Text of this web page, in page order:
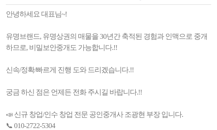
안녕하세요 대표님~!
유명브랜드, 유명상권의 매물을 30년간 축적된 경험과 인맥으로 중개
하므로, 비밀보안중개도 가능합니다.!!
신속/정확/빠르게 진행 도와 드리겠습니다.!!
궁금 하신 점은 언제든 전화 주시길 바랍니다.!!
📣 신규 창업/인수 창업 전문 공인중개사 조광현 부장 입니다.
📞 010-2722-5304